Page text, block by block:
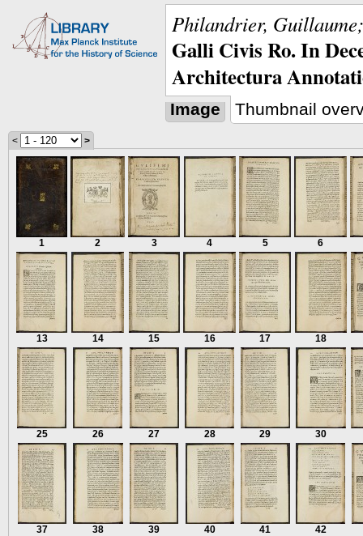
Philandrier,
Galli Civis Ro. In
Architectura
Image Thumbnail
< >
1 2 3 4 5 6
13 14 15 16 17 18
25 26 27 28 29 30
37 38 39 40 41 42